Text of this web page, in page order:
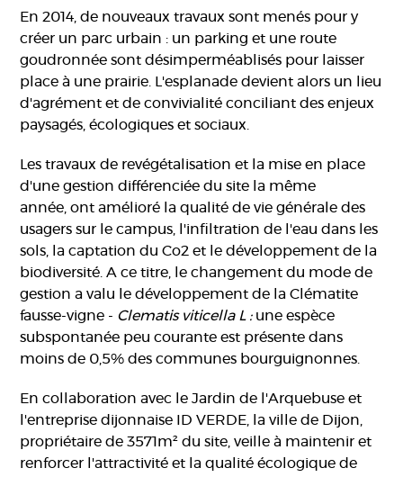
En 2014, de nouveaux travaux sont menés pour y
créer un parc urbain : un parking et une route
goudronnée sont désimperméablisés pour laisser
place à une prairie. L'esplanade devient alors un lieu
d'agrément et de convivialité conciliant des enjeux
paysagés, écologiques et sociaux.
Les travaux de revégétalisation et la mise en place
d'une gestion différenciée du site la même
année, ont amélioré la qualité de vie générale des
usagers sur le campus, l'infiltration de l'eau dans les
sols, la captation du Co2 et le développement de la
biodiversité. A ce titre, le changement du mode de
gestion a valu le développement de la Clématite
fausse-vigne - Clematis viticella L : une espèce
subspontanée peu courante est présente dans
moins de 0,5% des communes bourguignonnes.
En collaboration avec le Jardin de l'Arquebuse et
l'entreprise dijonnaise ID VERDE, la ville de Dijon,
propriétaire de 3571m² du site, veille à maintenir et
renforcer l'attractivité et la qualité écologique de